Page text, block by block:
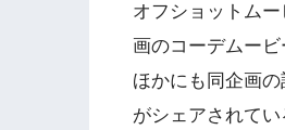
オフショットム
画のコーデムー
ほかにも同企画
がシェアされてい